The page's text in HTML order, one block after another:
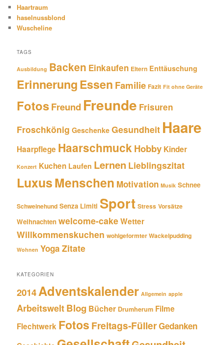
Haartraum
haselnussblond
Wuscheline
TAGS
Ausbildung Backen Einkaufen Eltern Enttäuschung
ErinnerungEssen Familie Fazit Fit ohne Geräte
FotosFreund Freunde Frisuren
Froschkönig Geschenke Gesundheit Haare
Haarpflege HaarschmuckHobby Kinder
Konzert Kuchen Laufen Lernen Lieblingszitat
LuxusMenschen Motivation Musik Schnee
Schweinehund Senza Limiti Sport Stress Vorsätze
Weihnachten welcome-cakeWetter
Willkommenskuchen wohlgeformter Wackelpudding
Wohnen Yoga Zitate
KATEGORIEN
2014Adventskalender Allgemein apple
ArbeitsweltBlog Bücher Drumherum Filme
Flechtwerk Fotos Freitags-FüllerGedanken